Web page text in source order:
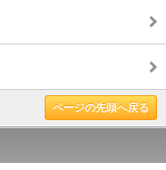
ページの先頭へ戻る